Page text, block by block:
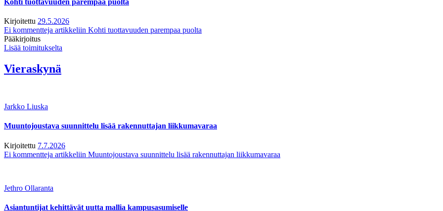
Kohti tuottavuuden parempaa puolta
Kirjoitettu 29.5.2026
Ei kommentteja artikkeliin Kohti tuottavuuden parempaa puolta
Pääkirjoitus
Lisää toimitukselta
Vieraskynä
Jarkko Liuska
Muuntojoustava suunnittelu lisää rakennuttajan liikkumavaraa
Kirjoitettu 7.7.2026
Ei kommentteja artikkeliin Muuntojoustava suunnittelu lisää rakennuttajan liikkumavaraa
Jethro Ollaranta
Asiantuntijat kehittävät uutta mallia kampusasumiselle